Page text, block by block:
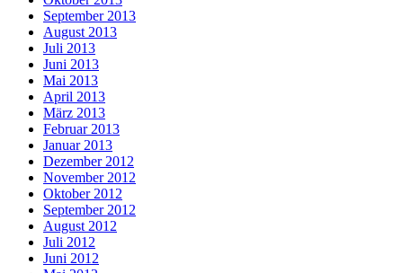
September 2013
August 2013
Juli 2013
Juni 2013
Mai 2013
April 2013
März 2013
Februar 2013
Januar 2013
Dezember 2012
November 2012
Oktober 2012
September 2012
August 2012
Juli 2012
Juni 2012